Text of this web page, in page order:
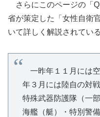
さらにこのページの「
省が策定した「女性自衛
いて詳しく解説されてい
一昨年１１月には
年３月には陸自の対
特殊武器防護隊（一
海艦（艇）・特別警